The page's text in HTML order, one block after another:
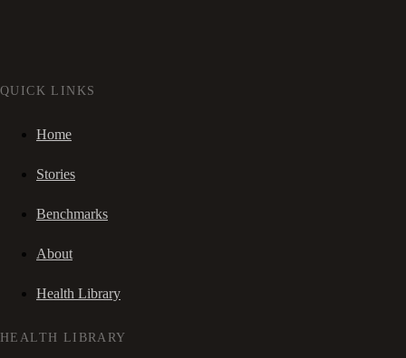
QUICK LINKS
Home
Stories
Benchmarks
About
Health Library
HEALTH LIBRARY